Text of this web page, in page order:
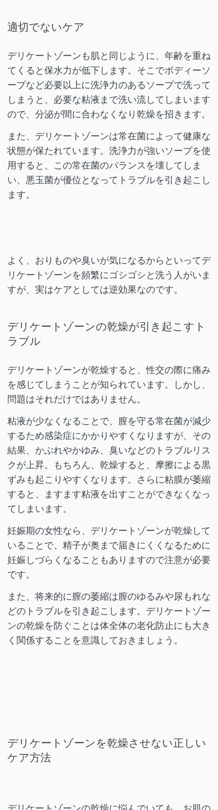
適切でないケア
デリケートゾーンも肌と同じように、年齢を重ね
てくると保水力が低下します。そこでボディーソ
ープなど必要以上に洗浄力のあるソープで洗って
しまうと、必要な粘液まで洗い流してしまいます
ので、分泌が間に合わなくなり乾燥を招きます。
また、デリケートゾーンは常在菌によって健康な
状態が保たれています。洗浄力が強いソープを使
用すると、この常在菌のバランスを壊してしま
い、悪玉菌が優位となってトラブルを引き起こし
ます。
よく、おりものや臭いが気になるからといってデ
リケートゾーンを頻繁にゴシゴシと洗う人がいま
すが、実はケアとしては逆効果なのです。
デリケートゾーンの乾燥が引き起こすト
ラブル
デリケートゾーンが乾燥すると、性交の際に痛み
を感じてしまうことが知られています。しかし、
問題はそれだけではありません。
粘液が少なくなることで、膣を守る常在菌が減少
するため感染症にかかりやすくなりますが、その
結果、かぶれやかゆみ、臭いなどのトラブルリス
クが上昇。もちろん、乾燥すると、摩擦による黒
ずみも起こりやすくなります。さらに粘膜が萎縮
すると、ますます粘液を出すことができなくなっ
てしまいます。
妊娠期の女性なら、デリケートゾーンが乾燥して
いることで、精子が奥まで届きにくくなるために
妊娠しづらくなることもありますので注意が必要
です。
また、将来的に膣の萎縮は膣のゆるみや尿もれな
どのトラブルを引き起こします。デリケートゾー
ンの乾燥を防ぐことは体全体の老化防止にも大き
く関係することを意識しておきましょう。
デリケートゾーンを乾燥させない正しい
ケア方法